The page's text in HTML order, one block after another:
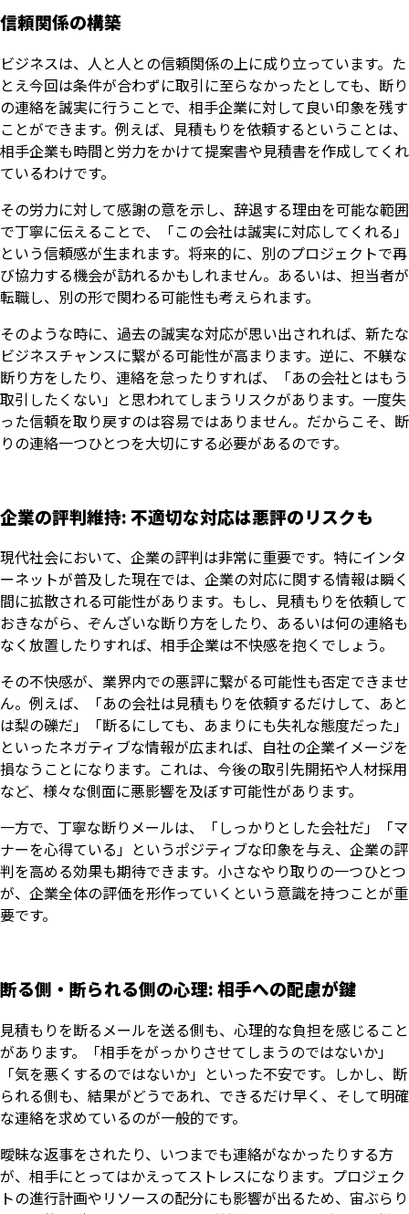
信頼関係の構築
ビジネスは、人と人との信頼関係の上に成り立っています。た
とえ今回は条件が合わずに取引に至らなかったとしても、断り
の連絡を誠実に行うことで、相手企業に対して良い印象を残す
ことができます。例えば、見積もりを依頼するということは、
相手企業も時間と労力をかけて提案書や見積書を作成してくれ
ているわけです。
その労力に対して感謝の意を示し、辞退する理由を可能な範囲
で丁寧に伝えることで、「この会社は誠実に対応してくれる」
という信頼感が生まれます。将来的に、別のプロジェクトで再
び協力する機会が訪れるかもしれません。あるいは、担当者が
転職し、別の形で関わる可能性も考えられます。
そのような時に、過去の誠実な対応が思い出されれば、新たな
ビジネスチャンスに繋がる可能性が高まります。逆に、不躾な
断り方をしたり、連絡を怠ったりすれば、「あの会社とはもう
取引したくない」と思われてしまうリスクがあります。一度失
った信頼を取り戻すのは容易ではありません。だからこそ、断
りの連絡一つひとつを大切にする必要があるのです。
企業の評判維持: 不適切な対応は悪評のリスクも
現代社会において、企業の評判は非常に重要です。特にインタ
ーネットが普及した現在では、企業の対応に関する情報は瞬く
間に拡散される可能性があります。もし、見積もりを依頼して
おきながら、ぞんざいな断り方をしたり、あるいは何の連絡も
なく放置したりすれば、相手企業は不快感を抱くでしょう。
その不快感が、業界内での悪評に繋がる可能性も否定できませ
ん。例えば、「あの会社は見積もりを依頼するだけして、あと
は梨の礫だ」「断るにしても、あまりにも失礼な態度だった」
といったネガティブな情報が広まれば、自社の企業イメージを
損なうことになります。これは、今後の取引先開拓や人材採用
など、様々な側面に悪影響を及ぼす可能性があります。
一方で、丁寧な断りメールは、「しっかりとした会社だ」「マ
ナーを心得ている」というポジティブな印象を与え、企業の評
判を高める効果も期待できます。小さなやり取りの一つひとつ
が、企業全体の評価を形作っていくという意識を持つことが重
要です。
断る側・断られる側の心理: 相手への配慮が鍵
見積もりを断るメールを送る側も、心理的な負担を感じること
があります。「相手をがっかりさせてしまうのではないか」
「気を悪くするのではないか」といった不安です。しかし、断
られる側も、結果がどうであれ、できるだけ早く、そして明確
な連絡を求めているのが一般的です。
曖昧な返事をされたり、いつまでも連絡がなかったりする方
が、相手にとってはかえってストレスになります。プロジェク
トの進行計画やリソースの配分にも影響が出るため、宙ぶらり